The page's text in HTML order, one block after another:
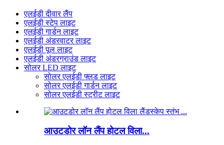
एलईडी दीवार लैंप
एलईडी स्टेप लाइट
एलईडी गार्डन लाइट
एलईडी अंडरवाटर लाइट
एलईडी पूल लाइट
एलईडी अंडरग्राउंड लाइट
सोलर LED लाइट
सोलर एलईडी फ्लड लाइट
सोलर एलईडी गार्डन लाइट
सोलर एलईडी स्ट्रीट लाइट
आउटडोर लॉन लैंप होटल विला...